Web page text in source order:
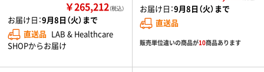
￥265,212（税込）
お届け日：9月8日（火）まで
直送品 LAB & Healthcare
SHOPからお届け
お届け日：9月8日（火）まで
直送品
販売単位違いの商品が10商品あります